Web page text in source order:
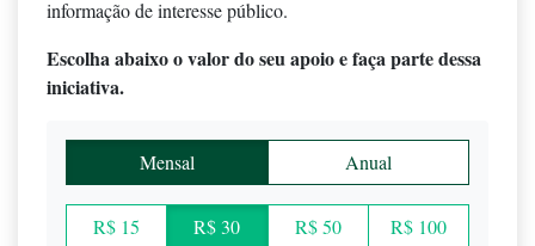
informação de interesse público.
Escolha abaixo o valor do seu apoio e faça parte dessa
iniciativa.
Mensal Anual
R$ 15 R$ 30 R$ 50 R$ 100